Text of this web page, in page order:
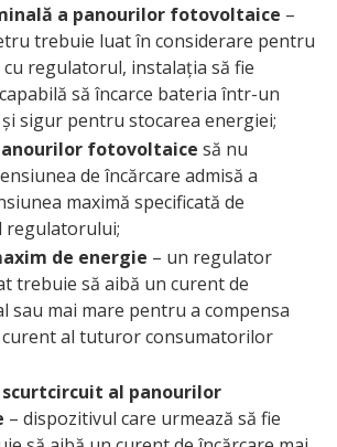
a panourilor fotovoltaice –
trebuie luat în considerare pentru
regulatorul, instalația să fie
să încarce bateria într-un
sigur pentru stocarea energiei;
fotovoltaice să nu
de încărcare admisă a
maximă specificată de
regulatorului;
de energie – un regulator
trebuie să aibă un curent de
sau mai mare pentru a compensa
curent al tuturor consumatorilor
al panourilor
– dispozitivul care urmează să fie